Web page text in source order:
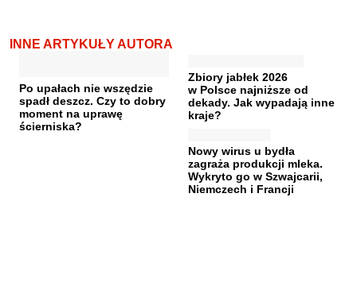
INNE ARTYKUŁY AUTORA
Po upałach nie wszędzie
spadł deszcz. Czy to dobry
moment na uprawę
ścierniska?
Zbiory jabłek 2026
w Polsce najniższe od
dekady. Jak wypadają inne
kraje?
Nowy wirus u bydła
zagraża produkcji mleka.
Wykryto go w Szwajcarii,
Niemczech i Francji